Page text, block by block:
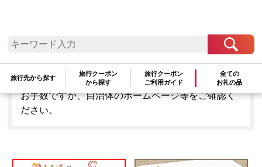
旅行先から探す
旅行クーポン
から探す
旅行クーポン
ご利用ガイド
全ての
お礼の品
「埼玉県吉川市」はふるぽからお申込みをすること
はできません。
お手数ですが、自治体のホームページ等をご確認く
ださい。